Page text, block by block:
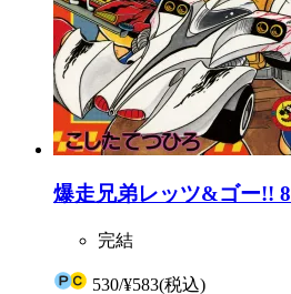
爆走兄弟レッツ&ゴー!! 8
完結
530/¥583(税込)